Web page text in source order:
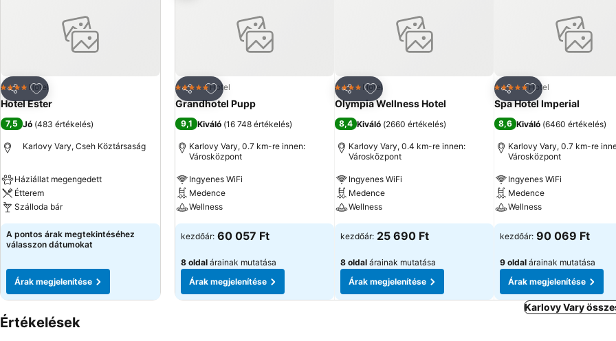
Megosztás
Hozzáadás a kedvencekhez
4 Kategória
Hotel
Hotel Ester
7,5 Jó (483 értékelés)
Karlovy Vary, Cseh Köztársaság
Háziállat megengedett
Étterem
Szálloda bár
A pontos árak megtekintéséhez
válasszon dátumokat
Árak megjelenítése
Megosztás
Hozzáadás a kedvencekhez
5 KategóriaHotel
Grandhotel Pupp
9,1 Kiváló (16 748 értékelés)
Karlovy Vary, 0.7 km-re innen:
Városközpont
Ingyenes WiFi
Medence
Wellness
kezdőár: 60 057 Ft
8 oldal árainak mutatása
Árak megjelenítése
Megosztás
Hozzáadás a kedvencekhez
4 Kategória
Hotel
Olympia Wellness Hotel
8,4 Kiváló (2660 értékelés)
Karlovy Vary, 0.4 km-re innen:
Városközpont
Ingyenes WiFi
Medence
Wellness
kezdőár: 25 690 Ft
8 oldal árainak mutatása
Árak megjelenítése
Megosztás
Hozzáadás a
5 KategóriaHotel
Spa Hotel Imperial
8,6 Kiváló (6460 értékelés)
Karlovy Vary, 0.7 km-re
Városközpont
Ingyenes WiFi
Medence
Wellness
kezdőár: 90 069 Ft
9 oldal árainak mutatása
Árak megjelenítése
Karlovy Vary
Értékelések